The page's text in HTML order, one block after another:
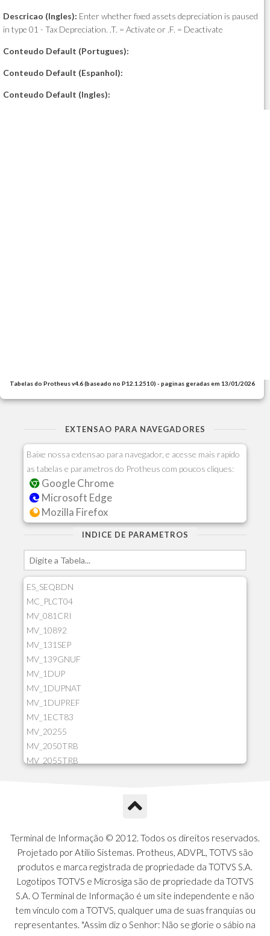
Descricao (Ingles): Enter whether fixed assets depreciation is paused
in type 01 - Tax Depreciation. .T. = Activate or .F. = Deactivate
Conteudo Default (Portugues):
Conteudo Default (Espanhol):
Conteudo Default (Ingles):
Tabelas do Protheus v4.6 (baseado no P12.1.2510) - paginas geradas em 13/01/2026
EXTENSAO PARA NAVEGADORES
Baixe nossa extensao para navegador, e acesse mais rapido
as tabelas e parametros do Protheus com poucos cliques:
Google Chrome
Microsoft Edge
Mozilla Firefox
INDICE DE PARAMETROS
ES_SEQBDN
MC_PLCT04
MV_081CRI
MV_10892
MV_131SEP
MV_139GNUF
MV_1DUP
MV_1DUPNAT
MV_1DUPREF
MV_1ECT83
MV_20255
MV_2050TRB
MV_2055TRB
MV_2GNOINC
MV_320SLD
MV_325PMDA
MV_330ATCM
MV_340LOCK
MV_3DUPREF
MV_5CLIFOR
Terminal de Informação © 2012. Todos os direitos reservados.
Projetado por Atilio Sistemas. Protheus, ADVPL, TOTVS são
produtos e marca registrada de propriedade da TOTVS S.A.
Logotipos TOTVS e Microsiga são de propriedade da TOTVS
S.A. O Terminal de Informação é um site independente e não
tem vínculo com a TOTVS, qualquer uma de suas franquias ou
representantes. "Assim diz o Senhor: Não se glorie o sábio na